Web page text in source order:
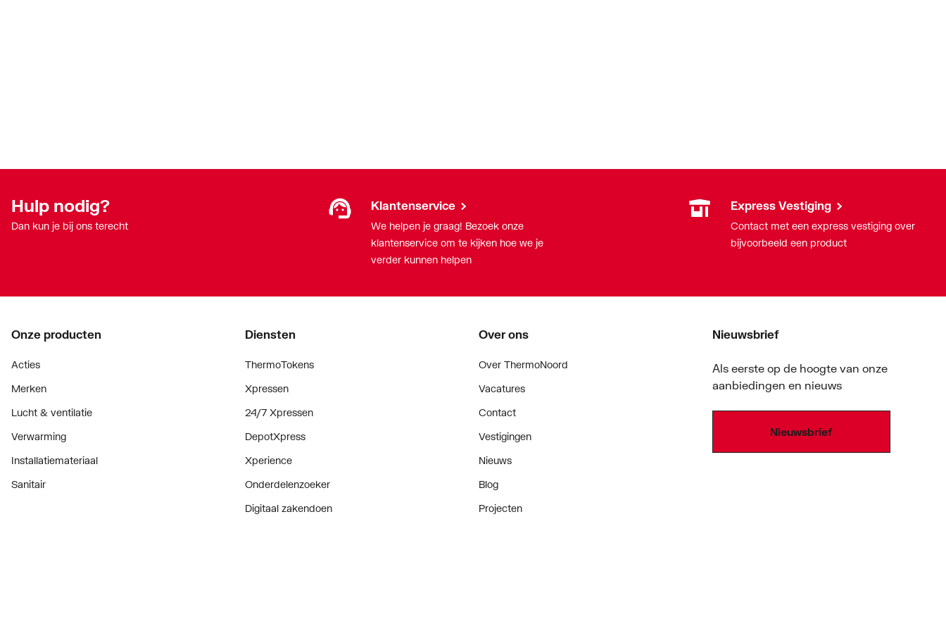
Volumestroomklasse
Kraanmondstuk Schuimstraalmond
Met omstelinrichting Ja
Drukcompenserend Nee
Spoeltijd instelbaar Nee
Oppervlaktebehandeling Gepolijst
Groep I, <= 20 dB(A)
Hulp nodig?
Dan kun je bij ons terecht
Klantenservice
We helpen je graag! Bezoek onze
klantenservice om te kijken hoe we je
verder kunnen helpen
Express Vestiging
Contact met een express vestiging over
bijvoorbeeld een product
Onze producten
Acties
Merken
Lucht & ventilatie
Verwarming
Installatiemateriaal
Sanitair
Diensten
ThermoTokens
Xpressen
24/7 Xpressen
DepotXpress
Xperience
Onderdelenzoeker
Digitaal zakendoen
Over ons
Over ThermoNoord
Vacatures
Contact
Vestigingen
Nieuws
Blog
Projecten
Nieuwsbrief
Als eerste op de hoogte van onze
aanbiedingen en nieuws
Nieuwsbrief